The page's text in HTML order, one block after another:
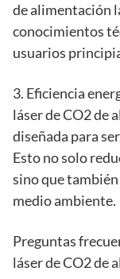
de alimentación
conocimientos
usuarios
3. Eficiencia
láser de CO2 de
diseñada para
Esto no solo
sino que
medio ambiente.
Preguntas
láser de CO2 de